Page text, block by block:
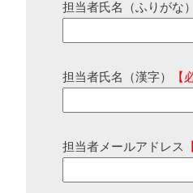
担当者氏名（ふりがな）
担当者氏名（漢字） 【
担当者メールアドレス